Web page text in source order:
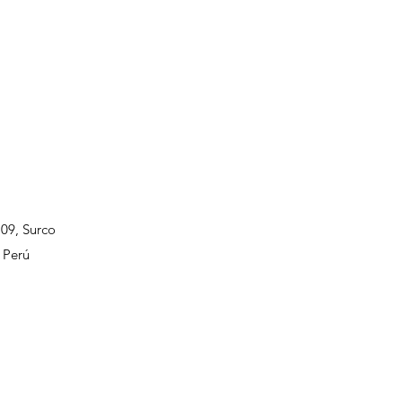
Surco